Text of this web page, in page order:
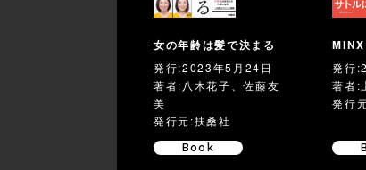
女の年齢は髪で決まる
発行:2023年5月24日
著者:八木花子、佐藤友
美
発行元:扶桑社
Book
発行
著者:
発行